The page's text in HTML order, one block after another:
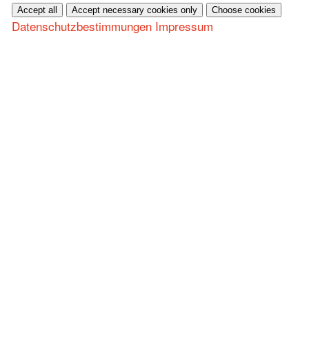
Filmemacherin und Fotografin aus Köln, KHM Köln
Accept all Accept necessary cookies only Choose cookies
Datenschutzbestimmungen Impressum